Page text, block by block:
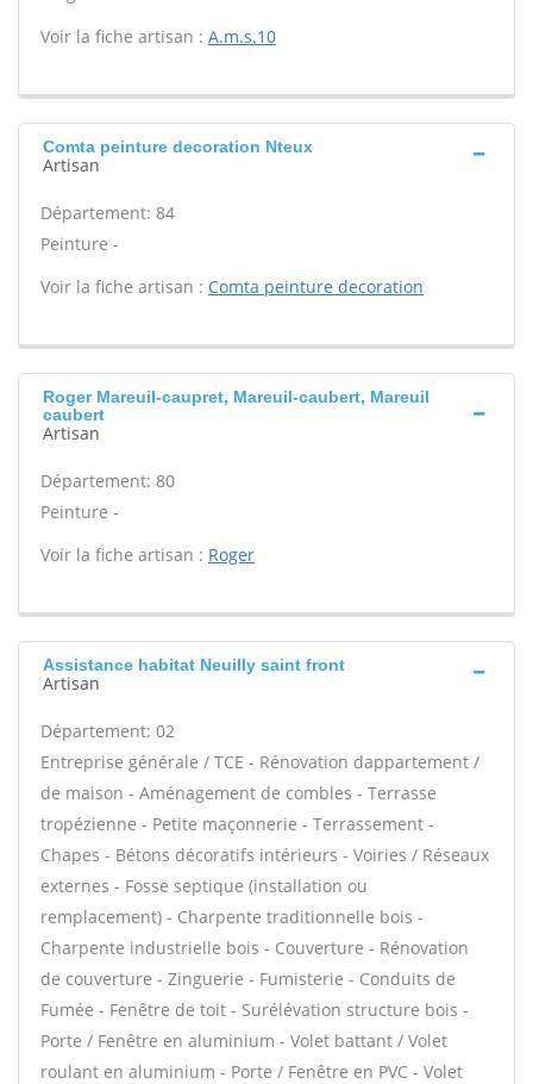
Voir la fiche artisan : A.m.s.10
Comta peinture decoration Nteux
Artisan
Département: 84
Peinture -
Voir la fiche artisan : Comta peinture decoration
Roger Mareuil-caupret, Mareuil-caubert, Mareuil
caubert
Artisan
Département: 80
Peinture -
Voir la fiche artisan : Roger
Assistance habitat Neuilly saint front
Artisan
Département: 02
Entreprise générale / TCE - Rénovation dappartement /
de maison - Aménagement de combles - Terrasse
tropézienne - Petite maçonnerie - Terrassement -
Chapes - Bétons décoratifs intérieurs - Voiries / Réseaux
externes - Fosse septique (installation ou
remplacement) - Charpente traditionnelle bois -
Charpente industrielle bois - Couverture - Rénovation
de couverture - Zinguerie - Fumisterie - Conduits de
Fumée - Fenêtre de toit - Surélévation structure bois -
Porte / Fenêtre en aluminium - Volet battant / Volet
roulant en aluminium - Porte / Fenêtre en PVC - Volet